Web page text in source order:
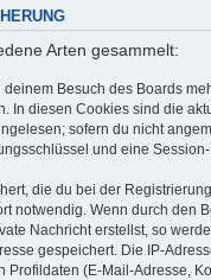
Arten gesammelt:
Besuch des Boards
In diesen Cookies sind die
sofern du nicht
und eine
die du bei der
notwendig. Wenn durch den
Nachricht erstellst, so
gespeichert. Die IP-
Profildaten (E-Mail-Adresse,